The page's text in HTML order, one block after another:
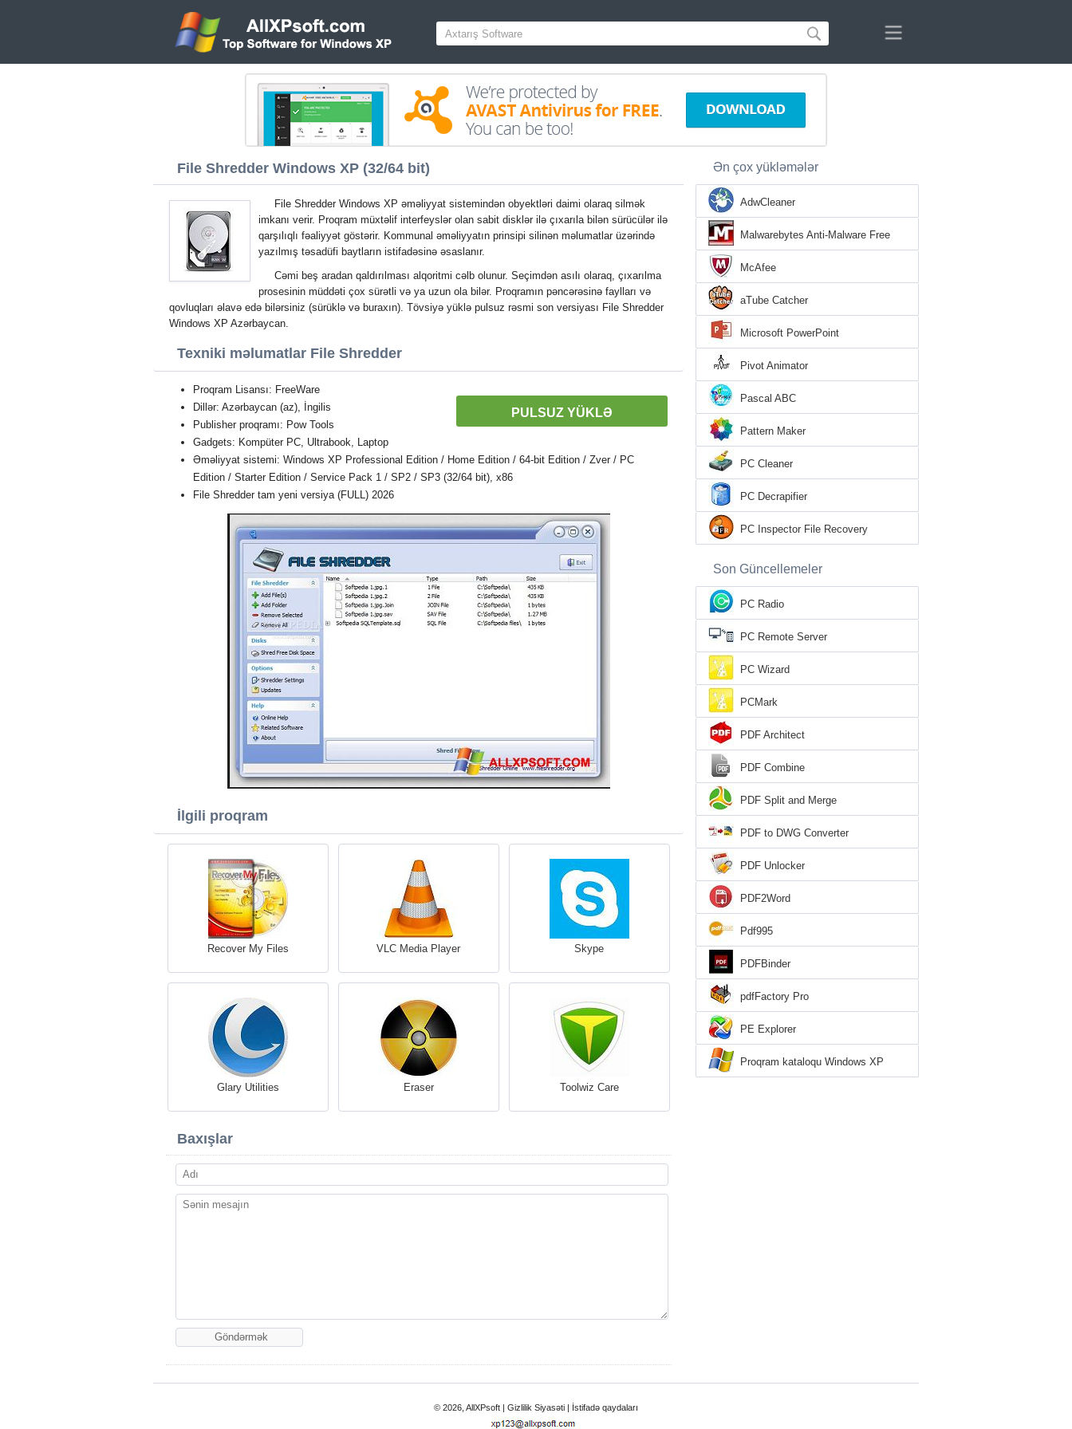
File Shredder Windows XP (32/64 bit)
File Shredder Windows XP əməliyyat sistemindən obyektləri daimi olaraq silmək
imkanı verir. Proqram müxtəlif interfeyslər olan sabit disklər ilə çıxarıla bilən sürücülər ilə
qarşılıqlı fəaliyyət göstərir. Kommunal əməliyyatın prinsipi silinən məlumatlar üzərində
yazılmış təsadüfi baytların istifadəsinə əsaslanır.
Cəmi beş aradan qaldırılması alqoritmi cəlb olunur. Seçimdən asılı olaraq, çıxarılma
prosesinin müddəti çox sürətli və ya uzun ola bilər. Proqramın pəncərəsinə faylları və
qovluqları əlavə edə bilərsiniz (sürüklə və buraxın). Tövsiyə yüklə pulsuz rəsmi son versiyası File Shredder
Windows XP Azərbaycan.
Texniki məlumatlar File Shredder
PULSUZ YÜKLƏ
Proqram Lisansı: FreeWare
Dillər: Azərbaycan (az), İngilis
Publisher proqramı: Pow Tools
Gadgets: Kompüter PC, Ultrabook, Laptop
Əməliyyat sistemi: Windows XP Professional Edition / Home Edition / 64-bit Edition / Zver / PC
Edition / Starter Edition / Service Pack 1 / SP2 / SP3 (32/64 bit), x86
File Shredder tam yeni versiya (FULL) 2026
İlgili proqram
Recover My Files VLC Media Player Skype
Glary Utilities Eraser Toolwiz Care
Baxışlar
Ən çox yükləmələr
AdwCleaner
Malwarebytes Anti-Malware Free
McAfee
aTube Catcher
Microsoft PowerPoint
Pivot Animator
Pascal ABC
Pattern Maker
PC Cleaner
PC Decrapifier
PC Inspector File Recovery
Son Güncellemeler
PC Radio
PC Remote Server
PC Wizard
PCMark
PDF Architect
PDF Combine
PDF Split and Merge
PDF to DWG Converter
PDF Unlocker
PDF2Word
Pdf995
PDFBinder
pdfFactory Pro
PE Explorer
Proqram kataloqu Windows XP
© 2026, AllXPsoft | Gizlilik Siyasəti | İstifadə qaydaları